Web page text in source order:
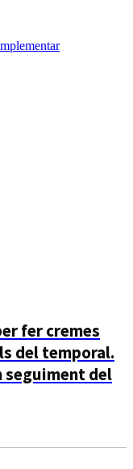
fer cremes
del temporal.
seguiment del